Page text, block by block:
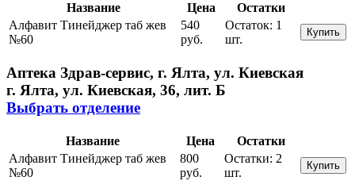
Название Цена
Остатки
Алфавит Тинейджер таб жев
№60
540
руб.
Остаток: 1
шт.
Купить
Аптека Здрав-сервис, г. Ялта, ул. Киевская
г. Ялта, ул. Киевская, 36, лит. Б
Выбрать отделение
Название Цена
Остатки
Алфавит Тинейджер таб жев
№60
800
руб.
Остатки: 2
шт.
Купить